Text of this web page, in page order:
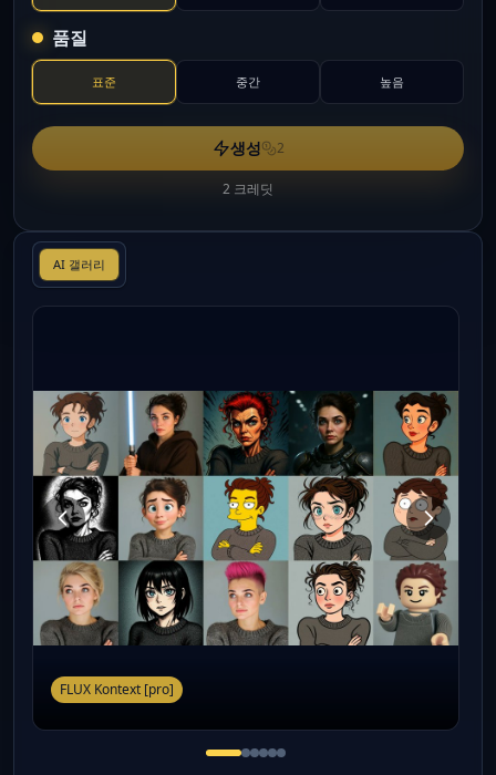
품질
표준 중간 높음
생성 2
2 크레딧
AI 갤러리
FLUX Kontext [pro]